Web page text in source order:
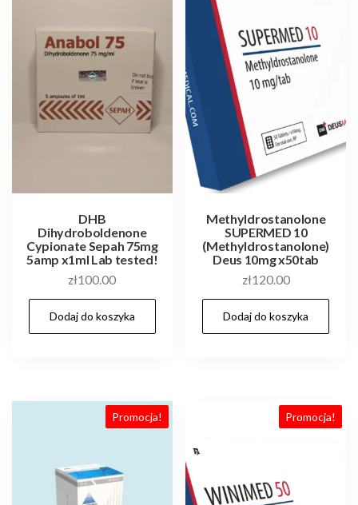
DHB
Dihydroboldenone
Cypionate Sepah 75mg
5amp x1ml Lab tested!
zł100.00
Dodaj do koszyka
Methyldrostanolone
SUPERMED 10
(Methyldrostanolone)
Deus 10mg x50tab
zł120.00
Dodaj do koszyka
Promocja! Promocja!